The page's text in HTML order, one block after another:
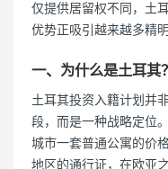
仅提供居留权不同，土
优势正吸引越来越多精
一、为什么是土耳其
土耳其投资入籍计划并
段，而是一种战略定位
城市一套普通公寓的价
地区的通行证，在欧亚